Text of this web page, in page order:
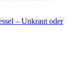
– Unkraut oder